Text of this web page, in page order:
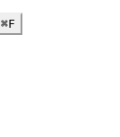
⌘F